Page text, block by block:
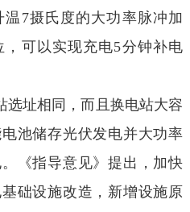
7摄氏度的大功率脉冲加
可以实现充电5分钟补电
选址相同，而且换电站大容
池储存光伏发电并大功率
《指导意见》提出，加快
础设施改造，新增设施原